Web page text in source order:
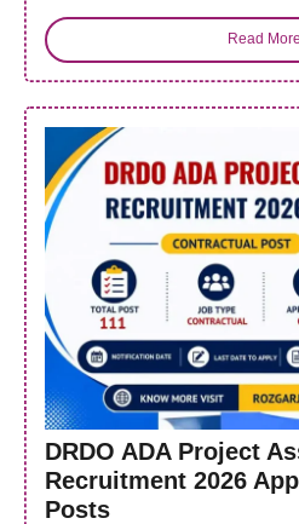
Read More
DRDO ADA Project
Recruitment 2026
Posts